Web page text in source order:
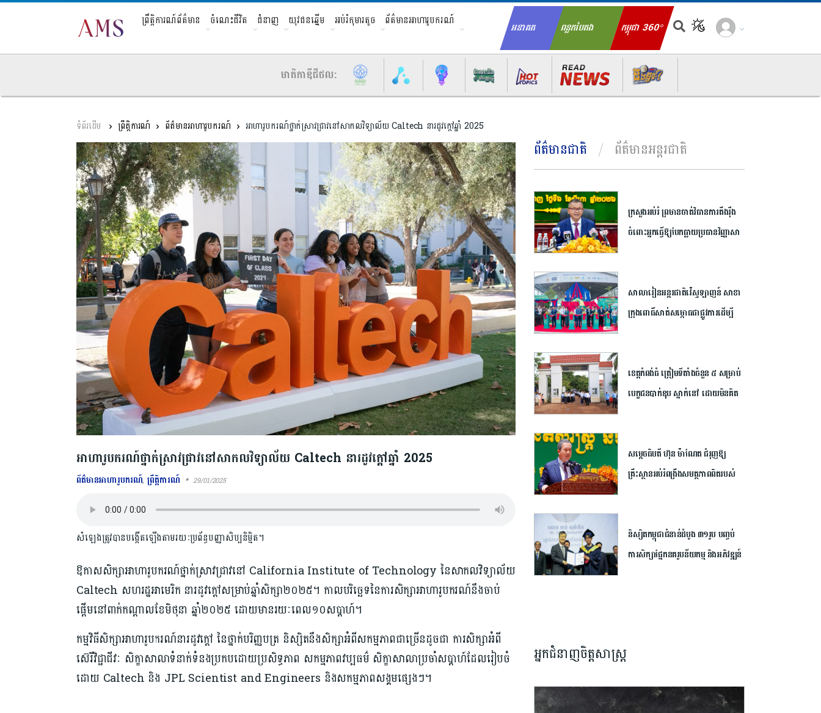
ព្រឹត្តិការណ៍ព័ត៌មាន ចំណេះជីវិត ជំនាញ យុវជនឆ្នើម អប់រំកុមារតូច ព័ត៌មានអាហារូបករណ៍ អនាគត ពន្លកបៃតង កម្ពុជា 360°
Search for:
មាតិកាឌីជីថល:
ព្រឹត្តិការណ៍ ព័ត៌មានអាហារូបករណ៍ អាហារូបករណ៍ថ្នាក់ស្រាវជ្រាវនៅសាកលវិទ្យាល័យ Caltech នារដូវក្តៅឆ្នាំ 2025
អាហារូបករណ៍ថ្នាក់ស្រាវជ្រាវនៅសាកលវិទ្យាល័យ Caltech នារដូវក្តៅឆ្នាំ 2025
ព័ត៌មានអាហារូបករណ៍,ព្រឹត្តិការណ៍ 29/01/2025
សំឡេងត្រូវបានបង្កើតឡើងតាមរយៈប្រព័ន្ធបញ្ញាសិប្បនិម្មិត។
ឱកាសសិក្សាអាហារូបករណ៍ថ្នាក់ស្រាវជ្រាវនៅ California Institute of Technology នៃសាកលវិទ្យាល័យ
Caltech សហរដ្ឋអាមេរិក នារដូវក្ដៅសម្រាប់ឆ្នាំសិក្សា២០២៥។ កាលបរិច្ឆេទនៃការសិក្សាអាហារូបករណ៍នឹងចាប់
ផ្ដើមនៅពាក់កណ្ដាលខែមិថុនា ឆ្នាំ២០២៥ ដោយមានរយៈពេល១០សប្ដាហ៍។
កម្មវិធីសិក្សាអាហារូបករណ៍នារដូវក្ដៅ នៃថ្នាក់បរិញ្ញបត្រ និស្សិតនឹងសិក្សាអំពីសកម្មភាពជាច្រើនដូចជា ការសិក្សាអំពី
ស៊េរីវិជ្ជាជីវៈ សិក្ខាសាលាទំនាក់ទំនងប្រកបដោយប្រសិទ្ធភាព សកម្មភាពវប្បធម៌ សិក្ខាសាលាប្រចាំសប្ដាហ៍ដែលរៀបចំ
ដោយ Caltech និង JPL Scientist and Engineers និងសកម្មភាពសង្គមផ្សេងៗ។
ព័ត៌មានជាតិ ព័ត៌មានអន្តរជាតិ
ក្រសួង​អប់រំ ​ព្រមាន​ចាត់​វិធានការ​តឹងរ៉ឹង​
ចំពោះ​អ្នក​ធ្វើឱ្យ​បែកធ្លាយ​ប្រធាន​វិញ្ញាសា​
សាលារៀន​អន្តរជាតិ​វ៉េស្ទឡាញន៍​ ​សាខា​
ក្រុង​ពោធិ៍សាត់​សម្ពោធ​ជា​ផ្លូវការ​​ដើម្បី​
ខេត្ត​កំពង់ធំ​ ត្រៀម​ទីតាំង​ចំនួន​ ​៥​ ​សម្រាប់​
បេក្ខជន​បាក់ឌុប ស្នាក់នៅ ​ដោយ​មិន​គិត​
សម្តេច​ធិបតី​ ហ៊ុន​ ​ម៉ាណែត ​ជំរុញ​ឱ្យ​
គ្រឹះស្ថាន​អប់រំ​ពង្រឹង​សមត្ថភាព​ពិត​របស់​
និស្សិត​កម្ពុជា​ជំនាន់​ដំបូង​ ​៣១​រូប​ ​បញ្ចប់​
ការ​សិក្សា​ផ្នែក​នគរូបនីយកម្ម ​និង​អភិវឌ្ឍន៍​
អ្នកជំនាញចិត្តសាស្រ្ត